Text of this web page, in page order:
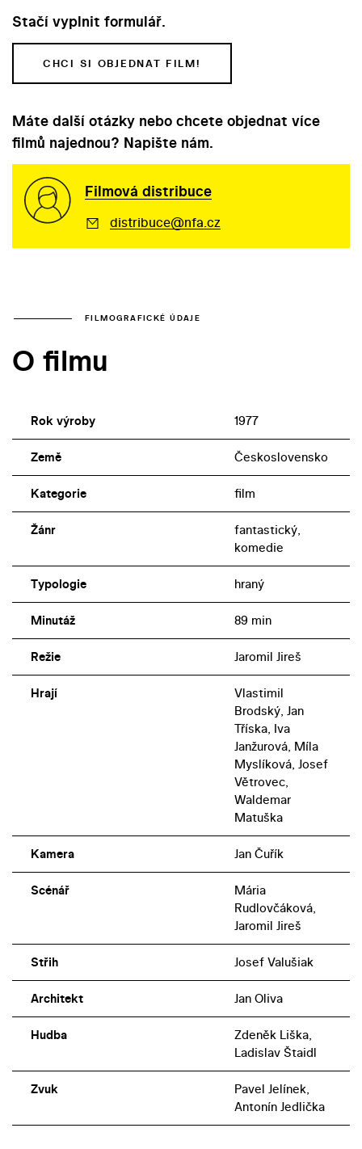
Stačí vyplnit formulář.
CHCI SI OBJEDNAT FILM!
Máte další otázky nebo chcete objednat více
filmů najednou? Napište nám.
Filmová distribuce
distribuce@nfa.cz
FILMOGRAFICKÉ ÚDAJE
O filmu
Rok výroby 1977
Země Československo
Kategorie film
Žánr
fantastický,
komedie
Typologie hraný
Minutáž 89 min
Režie Jaromil Jireš
Hrají
Vlastimil
Brodský, Jan
Tříska, Iva
Janžurová, Míla
Myslíková, Josef
Větrovec,
Waldemar
Matuška
Kamera Jan Čuřík
Scénář
Mária
Rudlovčáková,
Jaromil Jireš
Střih Josef Valušiak
Architekt Jan Oliva
Hudba
Zdeněk Liška,
Ladislav Štaidl
Zvuk
Pavel Jelínek,
Antonín Jedlička